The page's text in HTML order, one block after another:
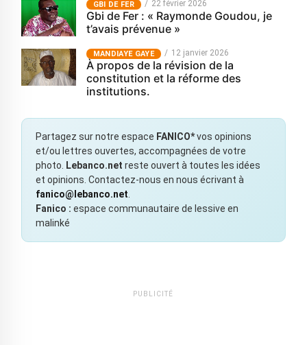
GBI DE FER 22 février 2026
Gbi de Fer : « Raymonde Goudou, je
t’avais prévenue »
MANDIAYE GAYE 12 janvier 2026
À propos de la révision de la
constitution et la réforme des
institutions.
Partagez sur notre espace FANICO*vos opinions
et/ou lettres ouvertes, accompagnées de votre
photo.
Lebanco.net reste ouvert à toutes les idées
et opinions. Contactez-nous en nous écrivant à
fanico@lebanco.net
Fanico : espace communautaire de lessive en
malinké
PUBLICITÉ